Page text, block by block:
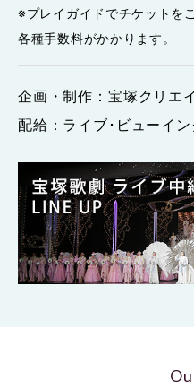
※プレイガイドでチケットを
各種手数料がかかります。
企画・制作：宝塚クリエ
配給：ライブ･ビューイ